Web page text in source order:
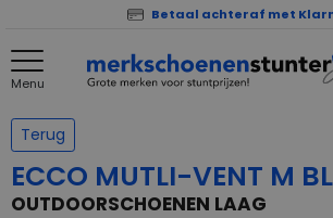
Betaal achteraf met
Menu
Terug
ECCO MUTLI-VENT M
OUTDOORSCHOENEN LAAG